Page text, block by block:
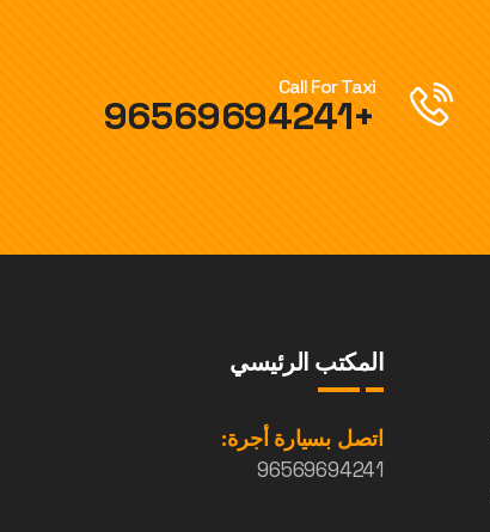
Call For Taxi
+96569694241
المكتب الرئيسي
اتصل بسيارة أجرة:
96569694241